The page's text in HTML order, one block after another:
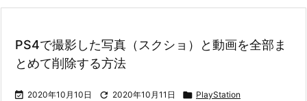
PS4で撮影した写真（スクショ）と動画を全部ま
とめて削除する方法
 2020年10月10日  2020年10月11日  PlayStation